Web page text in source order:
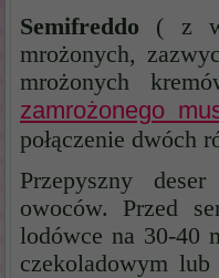
Semifreddo ( z
mrożonych,
mrożonych
zamrożonego
połączenie dwóch
Przepyszny
owoców. Przed
lodówce na 30-40
czekoladowym